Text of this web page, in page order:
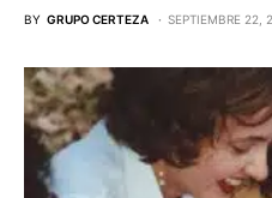
BY GRUPO CERTEZA SEPTIEMBRE 22,